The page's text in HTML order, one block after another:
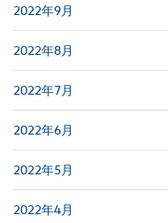
2022年9月
2022年8月
2022年7月
2022年6月
2022年5月
2022年4月